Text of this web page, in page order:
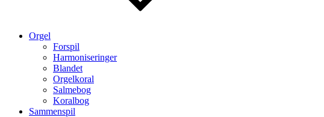
Orgel
Forspil
Harmoniseringer
Blandet
Orgelkoral
Salmebog
Koralbog
Sammenspil